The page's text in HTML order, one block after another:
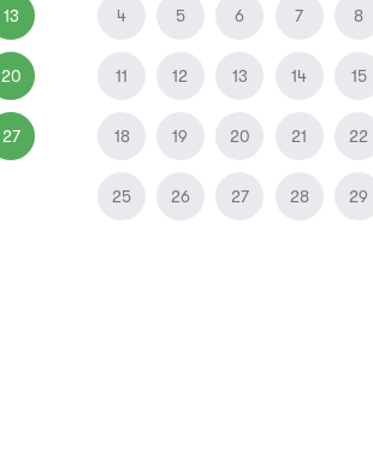
13
20
27
4 5 6 7 8
11 12 13 14 15
18 19 20 21 22
25 26 27 28 29